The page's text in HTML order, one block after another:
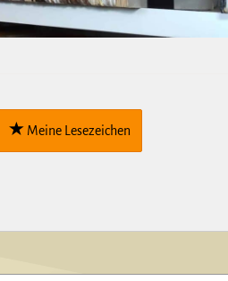
Meine Lese­zei­chen